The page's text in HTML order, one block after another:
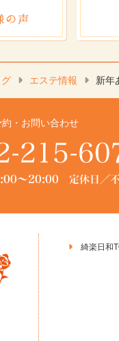
エステ情報 新年
・お問い合わせ
綺楽日和